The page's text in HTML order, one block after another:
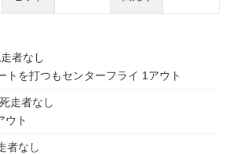
者なし
トを打つもセンターフライ 1アウト
走者なし
ウト
者なし